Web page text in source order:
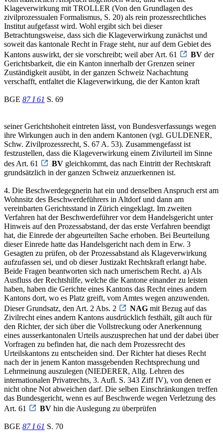
Klageverwirkung mit TROLLER (Von den Grundlagen des
zivilprozessualen Formalismus, S. 20) als rein prozessrechtliches
Institut aufgefasst wird. Wohl ergibt sich bei dieser
Betrachtungsweise, dass sich die Klageverwirkung zunächst und
soweit das kantonale Recht in Frage steht, nur auf dem Gebiet des
Kantons auswirkt, der sie vorschreibt; weil aber Art. 61
BV der
Gerichtsbarkeit, die ein Kanton innerhalb der Grenzen seiner
Zuständigkeit ausübt, in der ganzen Schweiz Nachachtung
verschafft, entfaltet die Klageverwirkung, die der Kanton kraft
BGE 87 I 61 S. 69
seiner Gerichtshoheit eintreten lässt, von Bundesverfassungs wegen
ihre Wirkungen auch in den andern Kantonen (vgl. GULDENER,
Schw. Zivilprozessrecht, S. 67 A. 53). Zusammengefasst ist
festzustellen, dass die Klageverwirkung einem Zivilurteil im Sinne
des Art. 61
BV gleichkommt, das nach Eintritt der Rechtskraft
grundsätzlich in der ganzen Schweiz anzuerkennen ist.
4. Die Beschwerdegegnerin hat ein und denselben Anspruch erst am
Wohnsitz des Beschwerdeführers in Altdorf und dann am
vereinbarten Gerichtsstand in Zürich eingeklagt. Im zweiten
Verfahren hat der Beschwerdeführer vor dem Handelsgericht unter
Hinweis auf den Prozessabstand, der das erste Verfahren beendigt
hat, die Einrede der abgeurteilten Sache erhoben. Bei Beurteilung
dieser Einrede hatte das Handelsgericht nach dem in Erw. 3
Gesagten zu prüfen, ob der Prozessabstand als Klageverwirkung
aufzufassen sei, und ob dieser Justizakt Rechtskraft erlangt habe.
Beide Fragen beantworten sich nach urnerischem Recht. a) Als
Ausfluss der Rechtshilfe, welche die Kantone einander zu leisten
haben, haben die Gerichte eines Kantons das Recht eines andern
Kantons dort, wo es Platz greift, vom Amtes wegen anzuwenden.
Dieser Grundsatz, den Art. 2 Abs. 2
NAG mit Bezug auf das
Zivilrecht eines andern Kantons ausdrücklich festhält, gilt auch für
den Richter, der sich über die Vollstreckung oder Anerkennung
eines ausserkantonalen Urteils auszusprechen hat und der dabei über
Vorfragen zu befinden hat, die nach dem Prozessrecht des
Urteilskantons zu entscheiden sind. Der Richter hat dieses Recht
nach der in jenem Kanton massgebenden Rechtsprechung und
Lehrmeinung auszulegen (NIEDERER, Allg. Lehren des
internationalen Privatrechts, 3. Aufl. S. 343 Ziff IV), von denen er
nicht ohne Not abweichen darf. Die selben Einschränkungen treffen
das Bundesgericht, wenn es auf Beschwerde wegen Verletzung des
Art. 61
BV hin die Auslegung zu überprüfen
BGE 87 I 61 S. 70